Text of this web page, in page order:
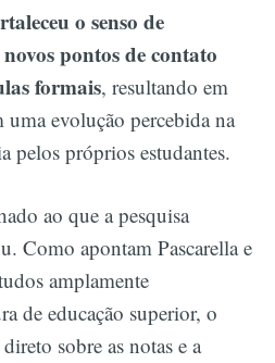
o senso de
pontos de contato
formais, resultando em
evolução percebida na
pelos próprios estudantes.
ao que a pesquisa
Como apontam Pascarella e
amplamente
de educação superior, o
sobre as notas e a